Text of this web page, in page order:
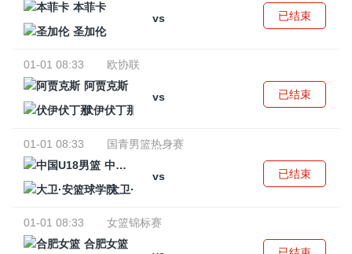
本菲卡
vs
圣加伦
已结束
01-01 08:33
欧协联
阿贾克斯
vs
伏伊伏丁那
已结束
01-01 08:33
国青男篮热身赛
中国U18男篮
vs
大卫·安篮球学院
已结束
01-01 08:33
女篮锦标赛
合肥女篮